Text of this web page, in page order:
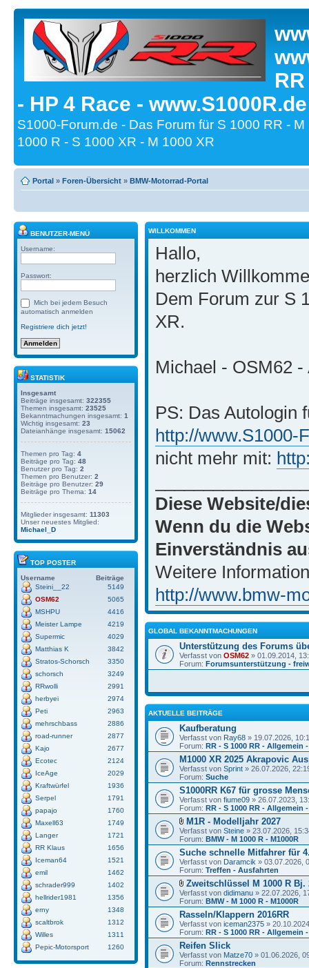
- HP 4 Race -
S1000-Forum.de - Das Forum für S 1000 RR -
1000 R - S 1000 XR - M 1000 XR
Portal » Foren-Übersicht » BMW-Motorrad-Portal
BENUTZER-MENÜ
Username:
Passwort:
Mich bei jedem Besuch
automatisch anmelden
Registriere dich jetzt!
STATISTIK
Insgesamt
Beiträge insgesamt: 322355
Themen insgesamt: 23525
Bekanntmachungen insgesamt: 1
Wichtig insgesamt: 23
Dateianhänge insgesamt: 15062
Themen pro Tag: 4
Beiträge pro Tag: 48
Benutzer pro Tag: 2
Themen pro Benutzer: 2
Beiträge pro Benutzer: 29
Beiträge pro Thema: 14
Mitglieder insgesamt: 11303
Unser neuestes Mitglied:
Michael_D
TOP POSTER
Username
Beiträge
Steini__22
5149
OSM62
5065
MSHPU
4416
Meister Lampe
4219
Supermic
4029
Matthias K
3842
Stratos-Schorsch
3350
schorsch
3249
RRwolli
2991
herbyei
2974
Peti
2963
mehrschbass
2886
road-runner
2877
Kajo
2677
Ecotec
2124
IceAge
2029
Kraftwürfel
1936
Serpel
1791
papajo
1760
Maxell63
1749
Langer
1721
RR Klaus
1656
Iceman64
1521
emil
1462
schrader999
1402
hellrider1981
1356
erny
1348
scaltbrok
1312
Willes
1311
Pepic-Motorsport
1260
WILLKOMMEN
Hallo,
herzlich
Dem Forum zur S
XR.
Michael - OSM62
PS: Das Autologin
http://www.S1000-
nicht mehr mit:
Diese Website/
Wenn du die
Einverständnis
Weitere
http://www.bmw-
GLOBAL BEKANNTMACHUNGEN
Unterstützung des Forums
Verfasst von OSM62 » 01.09.2014,
Forum: Forumsunterstützung -
AKTUELLE BEITRÄGE
Kaufberatung
Verfasst von Ray68 » 19.07.2026,
Forum: RR - S 1000 RR - Allgemein -
M1000 XR 2025 Akrapovic
Verfasst von Sprint » 26.07.2026,
Forum: Suche
S1000RR K67 für grosse
Verfasst von fiume09 » 26.07.2023,
Forum: RR - S 1000 RR - Allgemein
M1R - Modelljahr 2027
Verfasst von Steine » 23.07.2026,
Forum: BMW - M 1000 R - M1000R
Suche schnelle Mitfahrer für
Verfasst von Daramcik » 03.07.2026,
Forum: Treffen - Ausfahrten
Zweitschlüssel M 1000 R Bj.
Verfasst von didimanu » 22.07.2026,
Forum: BMW - M 1000 R - M1000R
Rasseln/Klappern 2016RR
Verfasst von iceman2375 »
Forum: RR - S 1000 RR - Allgemein -
Reifen Slick
Verfasst von Matze70 » 01.06.2026,
Forum: Rennstrecken